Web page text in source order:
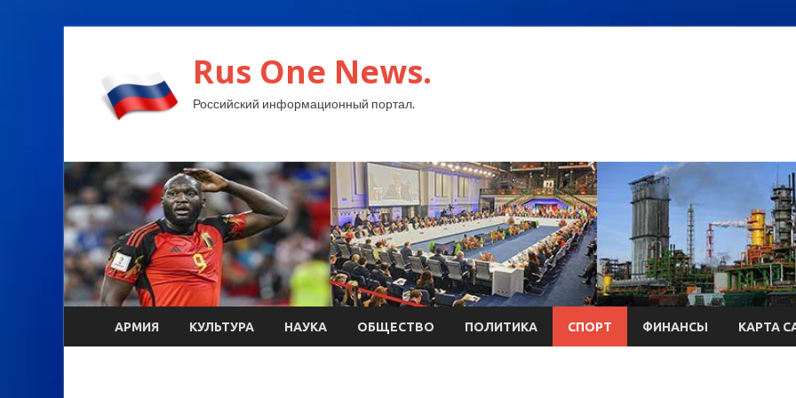
Rus One News.
Российский информационный портал.
АРМИЯ КУЛЬТУРА НАУКА ОБЩЕСТВО ПОЛИТИКА СПОРТ ФИНАНСЫ КАРТА